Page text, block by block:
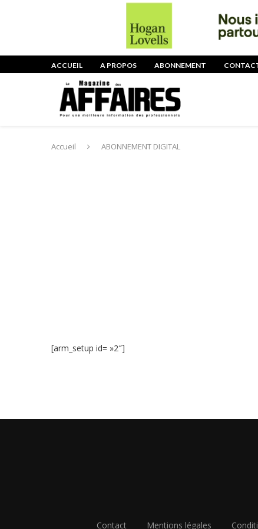
ACCUEIL A PROPOS ABONNEMENT
Accueil ABONNEMENT DIGITAL
[arm_setup id= »2″]
Contact Mentions légales